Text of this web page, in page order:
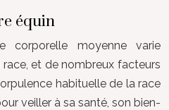
équin
corporelle moyenne varie
et de nombreux facteurs
habituelle de la race
veiller à sa santé, son bien-